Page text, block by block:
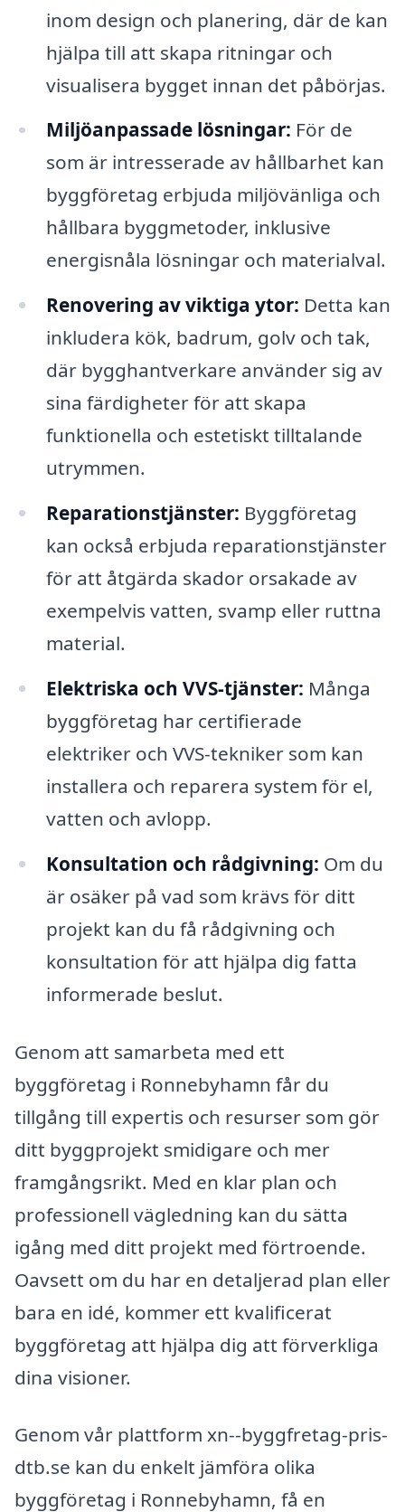
inom design och planering, där de kan
hjälpa till att skapa ritningar och
visualisera bygget innan det påbörjas.
Miljöanpassade lösningar: För de
som är intresserade av hållbarhet kan
byggföretag erbjuda miljövänliga och
hållbara byggmetoder, inklusive
energisnåla lösningar och materialval.
Renovering av viktiga ytor: Detta kan
inkludera kök, badrum, golv och tak,
där bygghantverkare använder sig av
sina färdigheter för att skapa
funktionella och estetiskt tilltalande
utrymmen.
Reparationstjänster: Byggföretag
kan också erbjuda reparationstjänster
för att åtgärda skador orsakade av
exempelvis vatten, svamp eller ruttna
material.
Elektriska och VVS-tjänster: Många
byggföretag har certifierade
elektriker och VVS-tekniker som kan
installera och reparera system för el,
vatten och avlopp.
Konsultation och rådgivning: Om du
är osäker på vad som krävs för ditt
projekt kan du få rådgivning och
konsultation för att hjälpa dig fatta
informerade beslut.
Genom att samarbeta med ett
byggföretag i Ronnebyhamn får du
tillgång till expertis och resurser som gör
ditt byggprojekt smidigare och mer
framgångsrikt. Med en klar plan och
professionell vägledning kan du sätta
igång med ditt projekt med förtroende.
Oavsett om du har en detaljerad plan eller
bara en idé, kommer ett kvalificerat
byggföretag att hjälpa dig att förverkliga
dina visioner.
Genom vår plattform xn--byggfretag-pris-
dtb.se kan du enkelt jämföra olika
byggföretag i Ronnebyhamn, få en